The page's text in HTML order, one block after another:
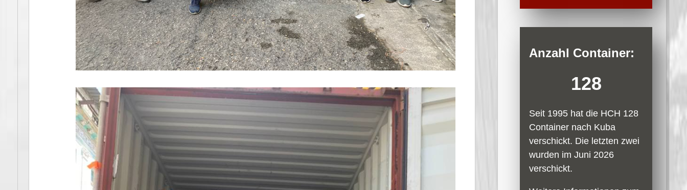
Anzahl Container:
128
Seit 1995 hat die HCH 128
Container nach Kuba
verschickt. Die letzten zwei
wurden im Juni 2026
verschickt.